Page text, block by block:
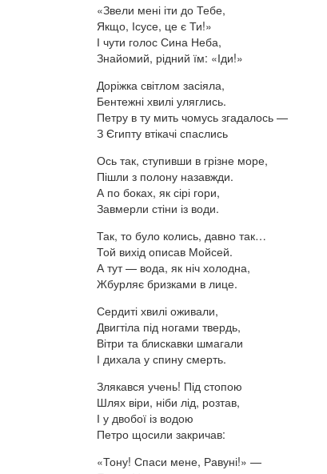
«Звели мені іти до Тебе,
Якщо, Ісусе, це є Ти!»
І чути голос Сина Неба,
Знайомий, рідний їм: «Іди!»
Доріжка світлом засіяла,
Бентежні хвилі уляглись.
Петру в ту мить чомусь згадалось —
З Єгипту втікачі спаслись
Ось так, ступивши в грізне море,
Пішли з полону назавжди.
А по боках, як сірі гори,
Завмерли стіни із води.
Так, то було колись, давно так…
Той вихід описав Мойсей.
А тут — вода, як ніч холодна,
Жбурляє бризками в лице.
Сердиті хвилі оживали,
Двигтіла під ногами твердь,
Вітри та блискавки шмагали
І дихала у спину смерть.
Злякався учень! Під стопою
Шлях віри, ніби лід, розтав,
І у двобої із водою
Петро щосили закричав:
«Тону! Спаси мене, Равуні!» —